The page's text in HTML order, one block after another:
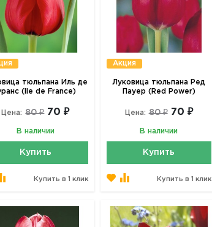
тюльпана Иль де
(Ile de France)
Цена: 80 ₽ 70 ₽
В наличии
Купить
Купить в 1 клик
Акция
Луковица тюльпана Ред
Пауер (Red Power)
Цена: 80 ₽ 70 ₽
В наличии
Купить
Купить в 1 клик